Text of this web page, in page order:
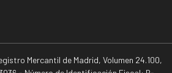
Mercantil de Madrid, Volumen 24.100,